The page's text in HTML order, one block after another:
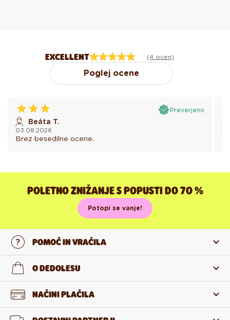
EXCELLENT (4 ocen)
Poglej ocene
Preverjeno
Beáta T.
03.08.2026
Brez besedilne ocene.
POLETNO ZNIŽANJE S POPUSTI DO 70 %
Potopi se vanje!
POMOČ IN VRAČILA
Stopi v stik z nami
Vračilo in reklamacija
O DEDOLESU
O nas NAČINI PLAČILA